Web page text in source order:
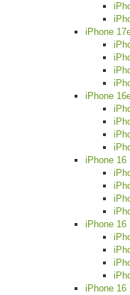
iPhone
iPhone
iPhone 16
iPhone 16
iPhone 16